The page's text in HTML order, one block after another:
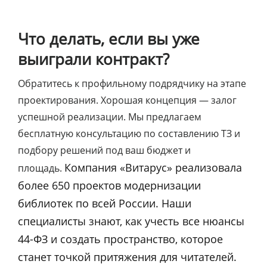
Что делать, если вы уже
выиграли контракт?
Обратитесь к профильному подрядчику на этапе
проектирования. Хорошая концепция — залог
успешной реализации. Мы предлагаем
бесплатную консультацию по составлению ТЗ и
подбору решений под ваш бюджет и
площадь. Компания «Витарус» реализовала
более 650 проектов модернизации
библиотек по всей России. Наши
специалисты знают, как учесть все нюансы
44-ФЗ и создать пространство, которое
станет точкой притяжения для читателей.